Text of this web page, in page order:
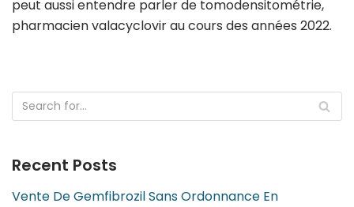
peut aussi entendre parler de tomodensitométrie,
pharmacien valacyclovir au cours des années 2022.
Recent Posts
Vente De Gemfibrozil Sans Ordonnance En